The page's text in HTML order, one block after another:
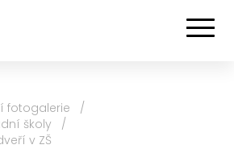
fotogalerie
/
školy
/
v ZŠ